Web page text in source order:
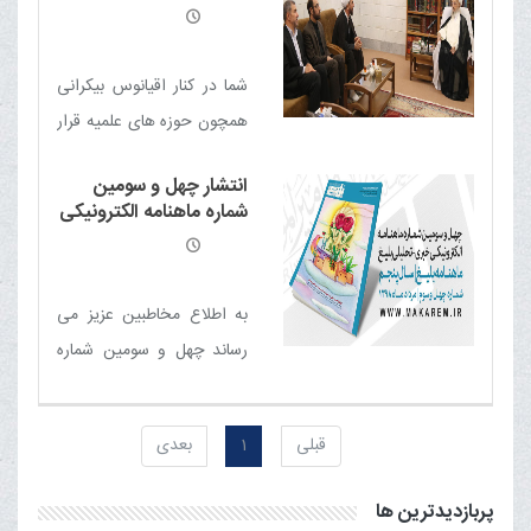
مرتکب تخلّف انتظامی شده
حداکثری دستگاه قضا از
شما در کنار اقیانوس بیکرانی
همچون حوزه های علمیه قرار
حل مشکلات حداکثر بهره
برداری را داشته باشید
انتشار چهل و سومین
شماره ماهنامه الکترونیکی
خبری - تحلیلی بلیغ
به اطلاع مخاطبین عزیز می
رساند چهل و سومین شماره
منتشر شد
قبلی 1 بعدی
پربازدیدترین ها